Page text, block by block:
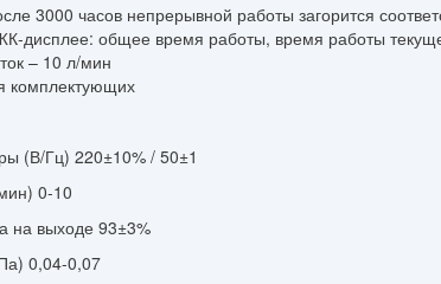
3000 часов непрерывной работы загорится
дисплее: общее время работы, время работы
– 10 л/мин
комплектующих
(В/Гц) 220±10% / 50±1
0-10
на выходе 93±3%
0,04-0,07